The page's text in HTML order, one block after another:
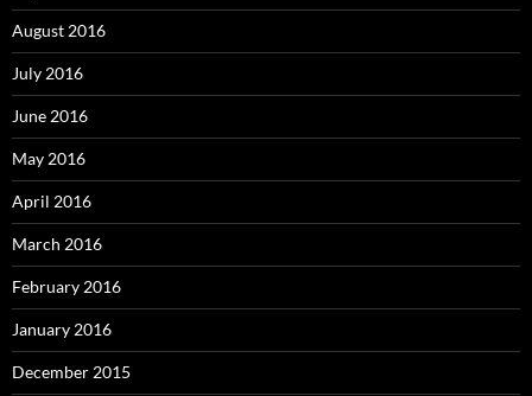
August 2016
July 2016
June 2016
May 2016
April 2016
March 2016
February 2016
January 2016
December 2015